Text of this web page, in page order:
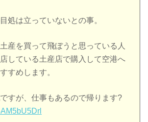
処は立っていないとの事。
産を買って飛ぼうと思っている人
している土産店で購入して空港へ
すめします。
すが、仕事もあるので帰ります?